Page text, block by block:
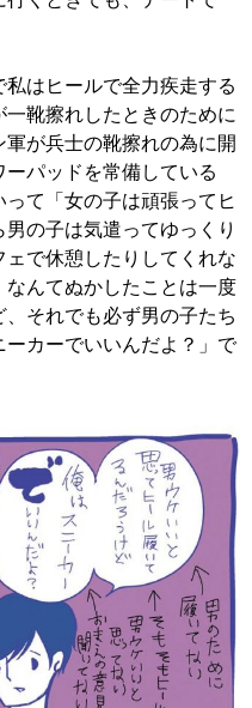
はヒールで全力疾走する
靴擦れしたときのために
軍が兵士の靴擦れの為に開
パッドを常備している
て「女の子は頑張ってヒ
の子は気遣ってゆっくり
で休憩したりしてくれな
んてぬかしたことは一度
それでも必ず男の子たち
ーカーでいいんだよ？」で